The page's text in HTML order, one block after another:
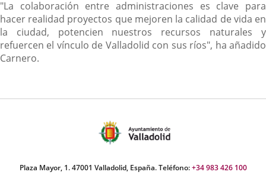
"La colaboración entre administraciones es clave para
hacer realidad proyectos que mejoren la calidad de vida en
la ciudad, potencien nuestros recursos naturales y
refuercen el vínculo de Valladolid con sus ríos", ha añadido
Carnero.
Plaza Mayor, 1. 47001 Valladolid, España. Teléfono:+34 983 426 100